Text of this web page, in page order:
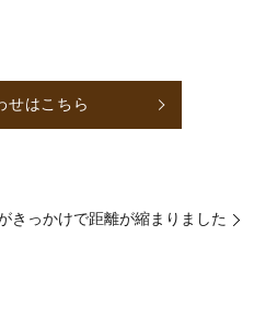
せはこちら
きっかけで距離が縮まりました